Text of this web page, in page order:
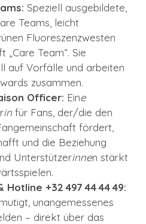
Speziell ausgebildete,
Teams, leicht
Fluoreszenzwesten
„Care Team“. Sie
auf Vorfälle und arbeiten
zusammen.
Officer: Eine
in für Fans, der/die den
fördert,
und die Beziehung
Unterstützerinnen stärkt
+32 497 44 44 49:
unangemessenes
– direkt über das